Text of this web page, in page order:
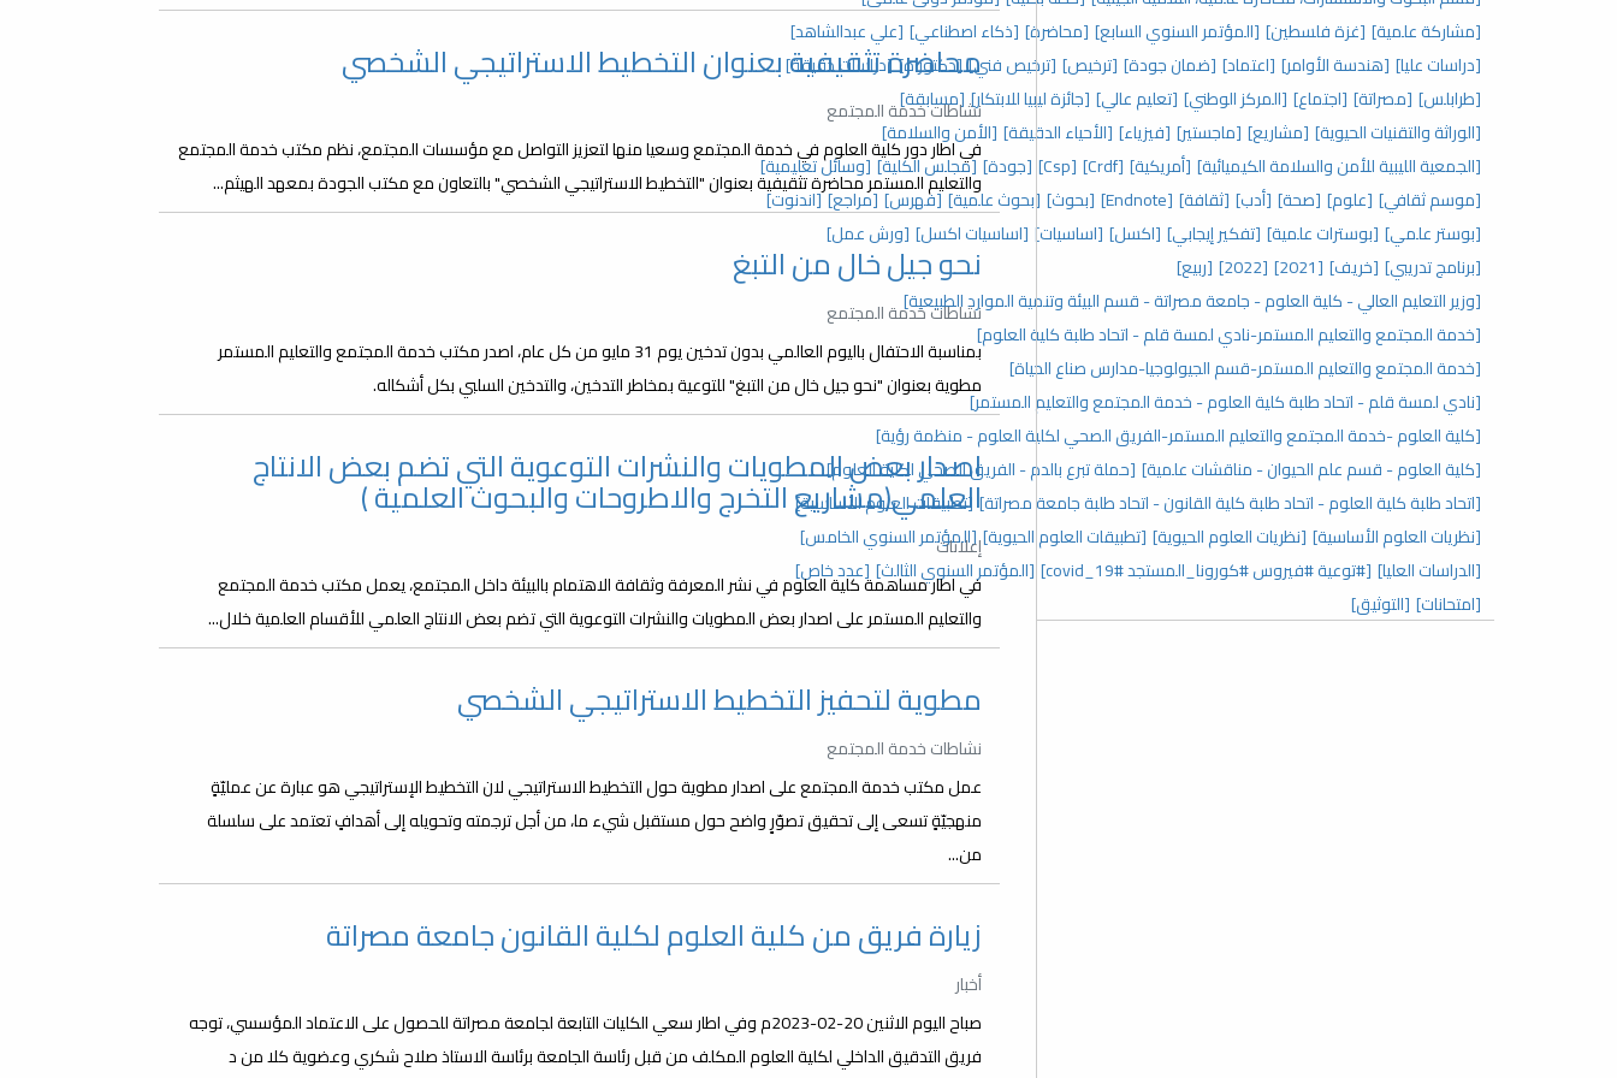
[مشاركة علمية] [غزة فلسطين] [المؤتمر السنوي السابع] [محاضرة] [ذكاء اصطناعي] [علي عبدالشاهد]
[دراسات عليا] [هندسة الأوامر] [اعتماد] [ضمان جودة] [ترخيص] [ترخيص فني][دكتوراه][دراسات دقيقة]
[طرابلس] [مصراتة] [اجتماع] [المركز الوطني] [تعليم عالي] [جائزة ليبيا للابتكار] [مسابقة]
[الوراثة والتقنيات الحيوية] [مشاريع] [ماجستير] [فيزياء] [الأحياء الدقيقة] [الأمن والسلامة]
[الجمعية الليبية للأمن والسلامة الكيميائية] [أمريكية] [Crdf]
[Csp] [جودة] [مجلس الكلية] [وسائل تعليمية]
[موسم ثقافي] [علوم] [صحة] [أدب] [ثقافة] [Endnote] [بحوث] [بحوث علمية] [فهرس] [مراجع][اندنوت]
[بوستر علمي] [بوسترات علمية] [تفكير إيجابي] [اكسل] [اساسيات] [اساسيات اكسل] [ورش عمل]
[برنامج تدريبي] [خريف] [2021]
[2022]
[ربيع]
[وزير التعليم العالي - كلية العلوم - جامعة مصراتة - قسم البيئة وتنمية الموارد الطبيعية]
[خدمة المجتمع والتعليم المستمر-نادي لمسة قلم - اتحاد طلبة كلية العلوم]
[خدمة المجتمع والتعليم المستمر-قسم الجيولوجيا-مدارس صناع الحياة]
[نادي لمسة قلم - اتحاد طلبة كلية العلوم - خدمة المجتمع والتعليم المستمر]
[كلية العلوم -خدمة المجتمع والتعليم المستمر-الفريق الصحي لكلية العلوم - منظمة رؤية]
[كلية العلوم - قسم علم الحيوان - مناقشات علمية] [حملة تبرع بالدم - الفريق الصحي لكلية العلوم]
[اتحاد طلبة كلية العلوم - اتحاد طلبة كلية القانون - اتحاد طلبة جامعة مصراتة] [تطبيقات العلوم الأساسية]
[نظريات العلوم الأساسية] [نظريات العلوم الحيوية] [تطبيقات العلوم الحيوية][المؤتمر السنوي الخامس]
[الدراسات العليا] [#توعية #فيروس #كورونا_المستجد covid_19#] [المؤتمر السنوي الثالث] [عدد خاص]
[امتحانات] [التوثيق]
محاضرة تثقيفية بعنوان التخطيط الاستراتيجي الشخصي
نشاطات خدمة المجتمع
في اطار دور كلية العلوم في خدمة المجتمع وسعيا منها لتعزيز التواصل مع مؤسسات المجتمع، نظم مكتب خدمة المجتمع
والتعليم المستمر محاضرة تثقيفية بعنوان "التخطيط الاستراتيجي الشخصي" بالتعاون مع مكتب الجودة بمعهد الهيثم...
نحو جيل خال من التبغ
نشاطات خدمة المجتمع
بمناسبة الاحتفال باليوم العالمي بدون تدخين يوم 31 مايو من كل عام، اصدر مكتب خدمة المجتمع والتعليم المستمر
مطوية بعنوان "نحو جيل خال من التبغ" للتوعية بمخاطر التدخين، والتدخين السلبي بكل أشكاله.
اصدار بعض المطويات والنشرات التوعوية التي تضم بعض الانتاج
العلمي(مشاريع التخرج والاطروحات والبحوث العلمية )
إعلانات
في اطار مساهمة كلية العلوم في نشر المعرفة وثقافة الاهتمام بالبيئة داخل المجتمع، يعمل مكتب خدمة المجتمع
والتعليم المستمر على اصدار بعض المطويات والنشرات التوعوية التي تضم بعض الانتاج العلمي للأقسام العلمية خلال...
مطوية لتحفيز التخطيط الاستراتيجي الشخصي
نشاطات خدمة المجتمع
عمل مكتب خدمة المجتمع على اصدار مطوية حول التخطيط الاستراتيجي لان التخطيط الإستراتيجي هو عبارة عن عمليّةٍ
منهجيّةٍ تسعى إلى تحقيق تصوّرٍ واضح حول مستقبل شيء ما، من أجل ترجمته وتحويله إلى أهدافٍ تعتمد على سلسلة
من...
زيارة فريق من كلية العلوم لكلية القانون جامعة مصراتة
أخبار
صباح اليوم الاثنين 20-02-2023م وفي اطار سعي الكليات التابعة لجامعة مصراتة للحصول على الاعتماد المؤسسي، توجه
فريق التدقيق الداخلي لكلية العلوم المكلف من قبل رئاسة الجامعة برئاسة الاستاذ صلاح شكري وعضوية كلا من د